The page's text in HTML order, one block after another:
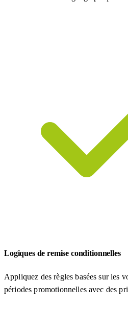
Logiques de remise conditionnelles
Appliquez des règles basées sur les
périodes promotionnelles avec des